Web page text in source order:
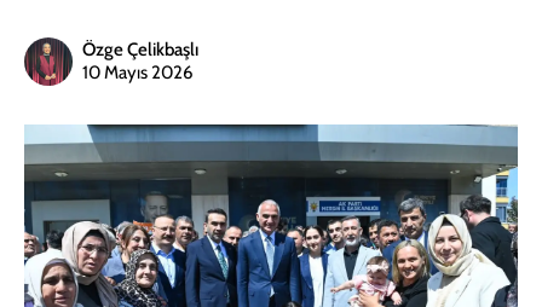
Özge Çelikbaşlı
10 Mayıs 2026